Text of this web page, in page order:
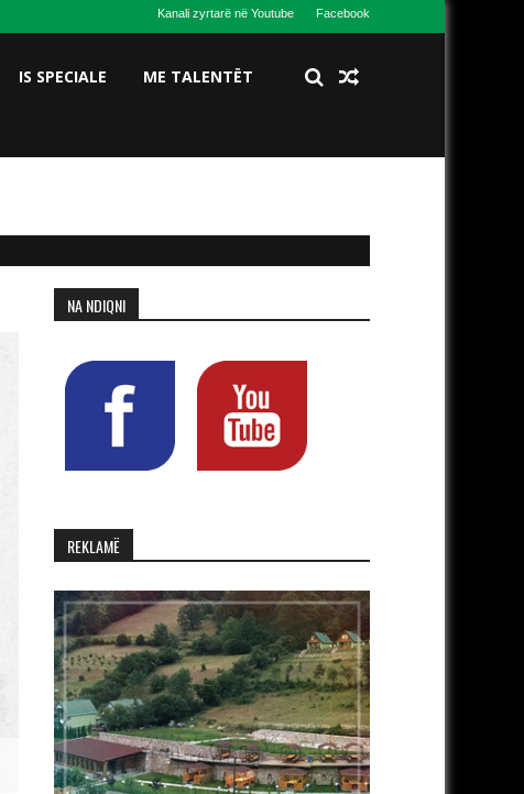
Kanali zyrtarë në Youtube Facebook
IS SPECIALE ME TALENTËT
NA NDIQNI
REKLAMË